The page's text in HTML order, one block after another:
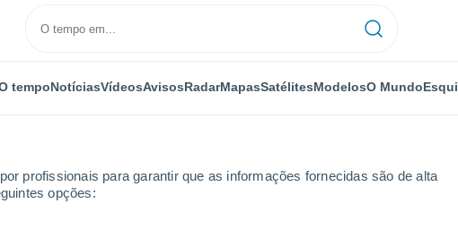
profissionais para garantir que as informações fornecidas são de alta
opções:
tempoNotíciasVídeosAvisosRadarMapasSatélitesModelosO MundoEsqui